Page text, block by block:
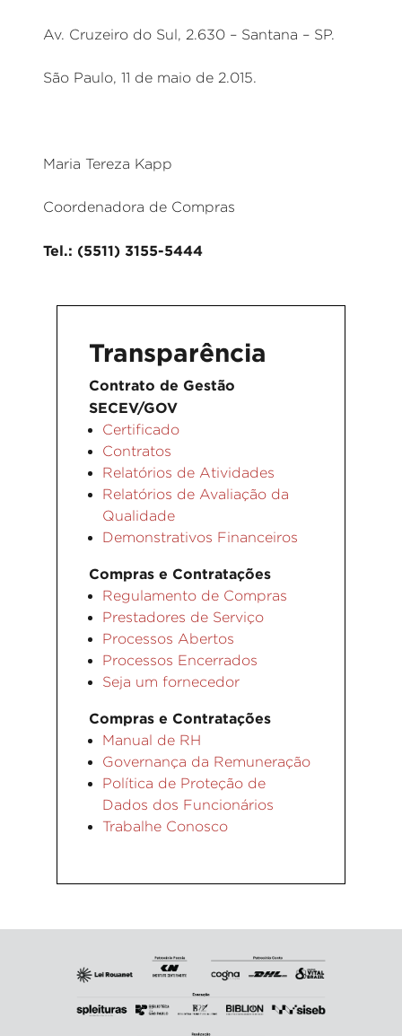
Av. Cruzeiro do Sul, 2.630 – Santana – SP.
São Paulo, 11 de maio de 2.015.
Maria Tereza Kapp
Coordenadora de Compras
Tel.: (5511) 3155-5444
Transparência
Contrato de Gestão
SECEV/GOV
Certificado
Contratos
Relatórios de Atividades
Relatórios de Avaliação da
Qualidade
Demonstrativos Financeiros
Compras e Contratações
Regulamento de Compras
Prestadores de Serviço
Processos Abertos
Processos Encerrados
Seja um fornecedor
Compras e Contratações
Manual de RH
Governança da Remuneração
Política de Proteção de
Dados dos Funcionários
Trabalhe Conosco